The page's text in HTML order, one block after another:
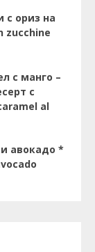
с ориз на
zucchine
с манго –
с
al
авокадо *